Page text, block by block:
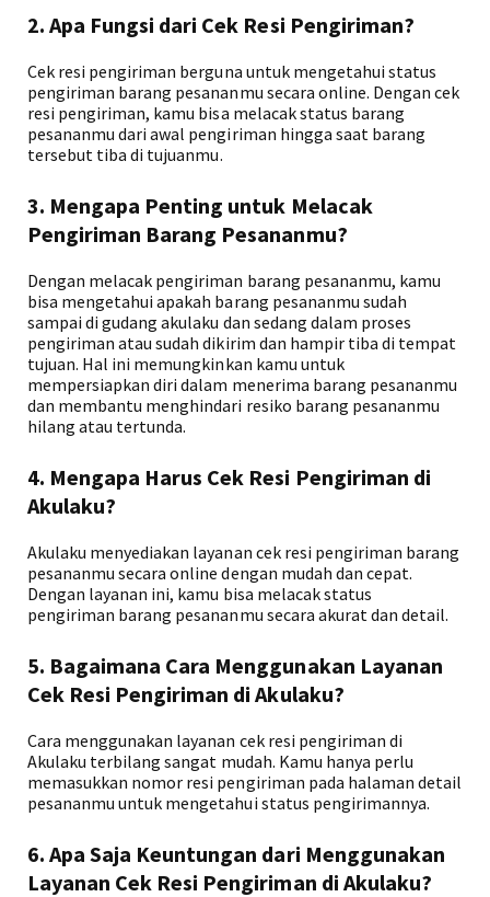
2. Apa Fungsi dari Cek Resi Pengiriman?
Cek resi pengiriman berguna untuk mengetahui status
pengiriman barang pesananmu secara online. Dengan cek
resi pengiriman, kamu bisa melacak status barang
pesananmu dari awal pengiriman hingga saat barang
tersebut tiba di tujuanmu.
3. Mengapa Penting untuk Melacak
Pengiriman Barang Pesananmu?
Dengan melacak pengiriman barang pesananmu, kamu
bisa mengetahui apakah barang pesananmu sudah
sampai di gudang akulaku dan sedang dalam proses
pengiriman atau sudah dikirim dan hampir tiba di tempat
tujuan. Hal ini memungkinkan kamu untuk
mempersiapkan diri dalam menerima barang pesananmu
dan membantu menghindari resiko barang pesananmu
hilang atau tertunda.
4. Mengapa Harus Cek Resi Pengiriman di
Akulaku?
Akulaku menyediakan layanan cek resi pengiriman barang
pesananmu secara online dengan mudah dan cepat.
Dengan layanan ini, kamu bisa melacak status
pengiriman barang pesananmu secara akurat dan detail.
5. Bagaimana Cara Menggunakan Layanan
Cek Resi Pengiriman di Akulaku?
Cara menggunakan layanan cek resi pengiriman di
Akulaku terbilang sangat mudah. Kamu hanya perlu
memasukkan nomor resi pengiriman pada halaman detail
pesananmu untuk mengetahui status pengirimannya.
6. Apa Saja Keuntungan dari Menggunakan
Layanan Cek Resi Pengiriman di Akulaku?